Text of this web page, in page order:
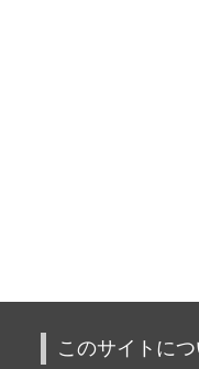
このサイトにつ